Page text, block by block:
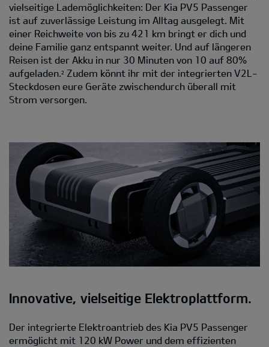
vielseitige Lademöglichkeiten: Der Kia PV5 Passenger
ist auf zuverlässige Leistung im Alltag ausgelegt. Mit
einer Reichweite von bis zu 421 km bringt er dich und
deine Familie ganz entspannt weiter. Und auf längeren
Reisen ist der Akku in nur 30 Minuten von 10 auf 80%
aufgeladen. 2 Zudem könnt ihr mit der integrierten V2L-
Steckdosen eure Geräte zwischendurch überall mit
Strom versorgen.
Innovative, vielseitige Elektroplattform.
Der integrierte Elektroantrieb des Kia PV5 Passenger
ermöglicht mit 120 kW Power und dem effizienten